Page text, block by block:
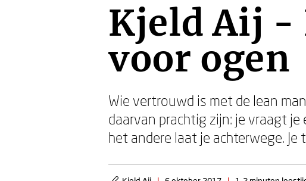
Kjeld Aij -
voor ogen
Wie vertrouwd is met de lean
daarvan prachtig zijn: je vraagt
het andere laat je achterwege.